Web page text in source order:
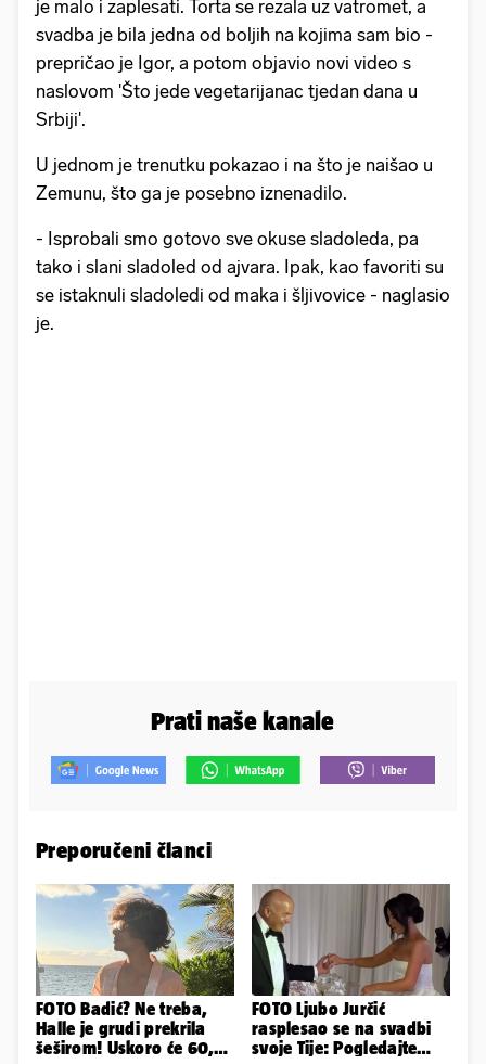
je malo i zaplesati. Torta se rezala uz vatromet, a
svadba je bila jedna od boljih na kojima sam bio -
prepričao je Igor, a potom objavio novi video s
naslovom 'Što jede vegetarijanac tjedan dana u
Srbiji'.
U jednom je trenutku pokazao i na što je naišao u
Zemunu, što ga je posebno iznenadilo.
- Isprobali smo gotovo sve okuse sladoleda, pa
tako i slani sladoled od ajvara. Ipak, kao favoriti su
se istaknuli sladoledi od maka i šljivovice - naglasio
je.
Prati naše kanale
Preporučeni članci
FOTO Badić? Ne treba,
Halle je grudi prekrila
šeširom! Uskoro će 60,
FOTO Ljubo Jurčić
rasplesao se na svadbi
svoje Tije: Pogledajte